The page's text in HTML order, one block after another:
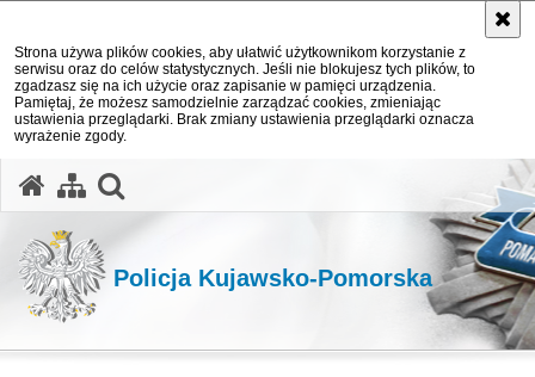
Strona używa plików cookies, aby ułatwić użytkownikom korzystanie z
serwisu oraz do celów statystycznych. Jeśli nie blokujesz tych plików, to
zgadzasz się na ich użycie oraz zapisanie w pamięci urządzenia.
Pamiętaj, że możesz samodzielnie zarządzać cookies, zmieniając
ustawienia przeglądarki. Brak zmiany ustawienia przeglądarki oznacza
wyrażenie zgody.
Policja Kujawsko-Pomorska